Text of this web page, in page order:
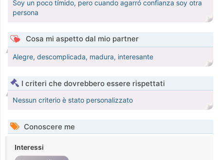
Soy un poco tímido, pero cuando agarró confianza soy otra
persona
Cosa mi aspetto dal mio partner
Alegre, descomplicada, madura, interesante
I criteri che dovrebbero essere rispettati
Nessun criterio è stato personalizzato
Conoscere me
Interessi